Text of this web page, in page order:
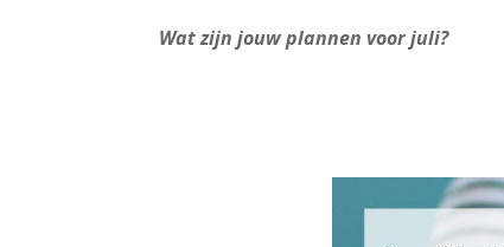
Wat zijn jouw plannen voor juli?